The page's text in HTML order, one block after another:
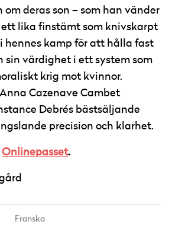
om deras son – som han vänder
ett lika finstämt som knivskarpt
hennes kamp för att hålla fast
sin värdighet i ett system som
krig mot kvinnor.
Cazenave Cambet
Debrés bästsäljande
precision och klarhet.
Onlinepasset.
Franska